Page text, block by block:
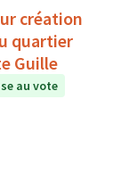
création
quartier
Guille
au vote